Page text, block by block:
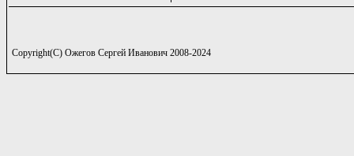
Copyright(C) Ожегов Сергей Иванович 2008-2024